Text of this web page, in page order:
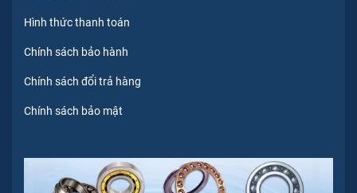
Hình thức thanh toán
Chính sách bảo hành
Chính sách đổi trả hàng
Chính sách bảo mật